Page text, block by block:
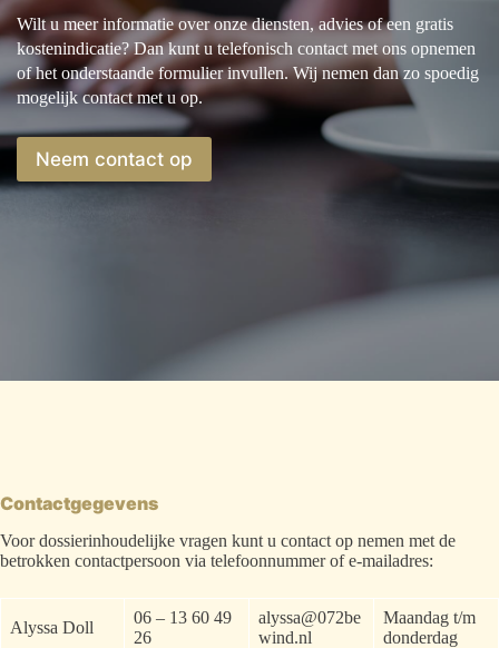
Wilt u meer informatie over onze diensten, advies of een gratis
kostenindicatie? Dan kunt u telefonisch contact met ons opnemen
of het onderstaande formulier invullen. Wij nemen dan zo spoedig
mogelijk contact met u op.
Neem contact op
Contactgegevens
Voor dossierinhoudelijke vragen kunt u contact op nemen met de
betrokken contactpersoon via telefoonnummer of e-mailadres:
Alyssa Doll
06 – 13 60 49
26
alyssa@072be
wind.nl
Maandag t/m
donderdag